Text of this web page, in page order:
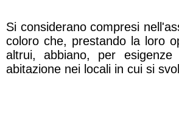
Si considerano compresi
coloro che, prestando la loro
altrui, abbiano, per
abitazione nei locali in cui si